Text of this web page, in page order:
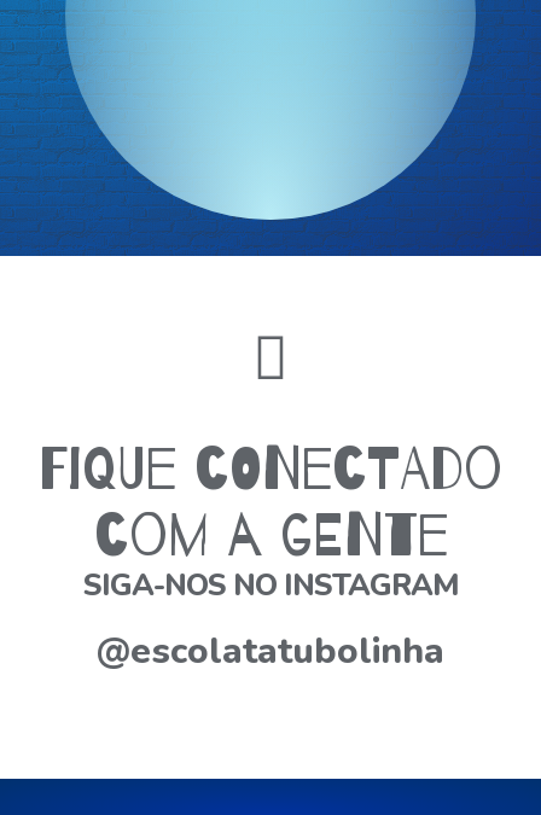
Fique conectado
com a gente
SIGA-NOS NO INSTAGRAM
@escolatatubolinha